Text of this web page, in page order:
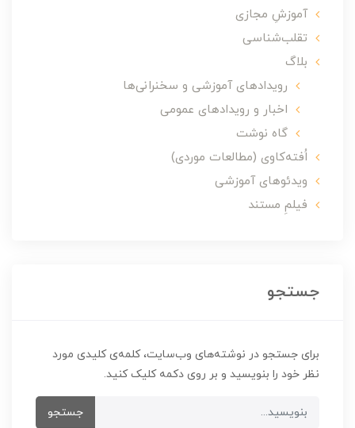
آموزشِ مجازی
تقلب‌شناسی
بلاگ
رویدادهای آموزشی و سخنرانی‌ها
اخبار و رویدادهای عمومی
گاه نوشت
اُفته‌کاوی (مطالعات موردی)
ویدئوهای آموزشی
فیلمِ مستند
جستجو
برای جستجو در نوشته‌های وب‌سایت، کلمه‌ی کلیدی مورد
نظر خود را بنویسید و بر روی دکمه کلیک کنید.
جستجو